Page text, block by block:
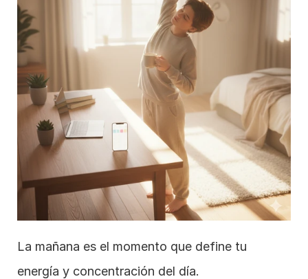
La mañana es el momento que define tu
energía y concentración del día.